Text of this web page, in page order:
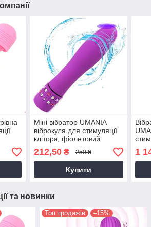
Міні вібратор UMANIA
віброкуля для стимуляції
клітора, фіолетовий
212,50₴ 250 ₴
Купити
1
та новинки
Топ продажів –15%